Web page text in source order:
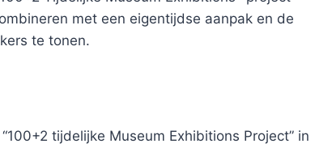
met een eigentijdse aanpak en de
te tonen.
tijdelijke Museum Exhibitions Project” in